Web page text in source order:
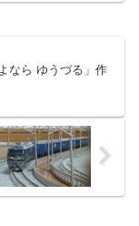
なら ゆうづる」作